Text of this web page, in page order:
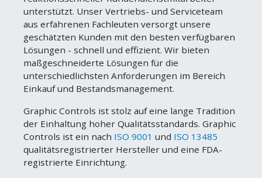
unterstützt. Unser Vertriebs- und Serviceteam
aus erfahrenen Fachleuten versorgt unsere
geschätzten Kunden mit den besten verfügbaren
Lösungen - schnell und effizient. Wir bieten
maßgeschneiderte Lösungen für die
unterschiedlichsten Anforderungen im Bereich
Einkauf und Bestandsmanagement.
Graphic Controls ist stolz auf eine lange Tradition
der Einhaltung hoher Qualitätsstandards. Graphic
Controls ist ein nach ISO 9001 und ISO 13485
qualitätsregistrierter Hersteller und eine FDA-
registrierte Einrichtung.